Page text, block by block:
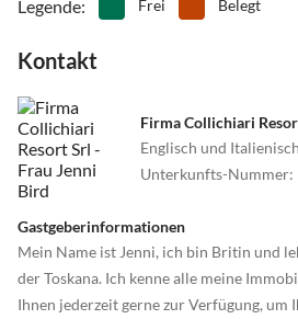
Legende: Frei Belegt
Kontakt
Firma Collichiari
Englisch und Italienisch
Unterkunfts-Nummer:
Gastgeberinformationen
Mein Name ist Jenni, ich bin Britin und
der Toskana. Ich kenne alle meine
Ihnen jederzeit gerne zur Verfügung, um